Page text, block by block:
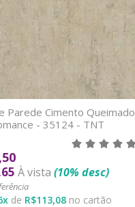
Parede Cimento Queimado
- 35124 - TNT
À vista (10% desc)
xde R$113,08no cartão